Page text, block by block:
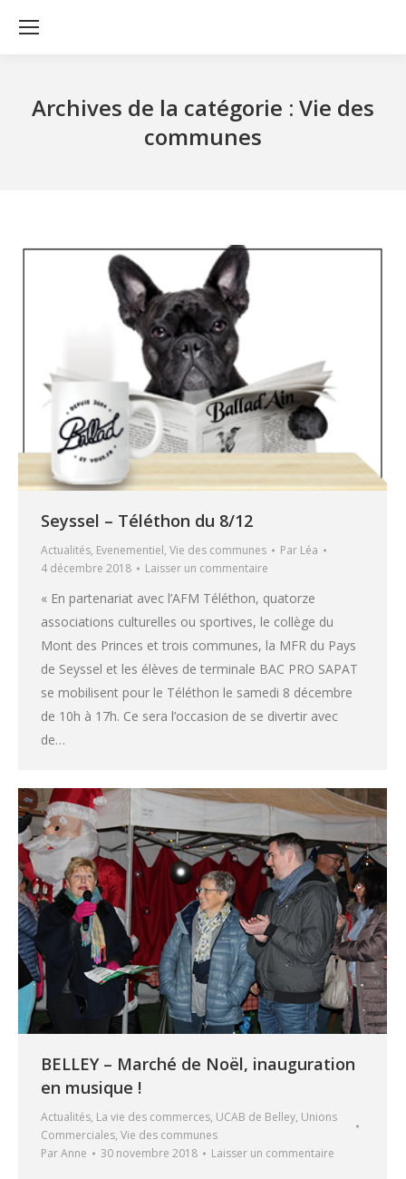
Archives de la catégorie : Vie des
communes
Seyssel – Téléthon du 8/12
Actualités, Evenementiel, Vie des communes Par Léa
4 décembre 2018
Laisser un commentaire
« En partenariat avec l’AFM Téléthon, quatorze
associations culturelles ou sportives, le collège du
Mont des Princes et trois communes, la MFR du Pays
de Seyssel et les élèves de terminale BAC PRO SAPAT
se mobilisent pour le Téléthon le samedi 8 décembre
de 10h à 17h. Ce sera l’occasion de se divertir avec
de…
BELLEY – Marché de Noël, inauguration
en musique !
Actualités, La vie des commerces, UCAB de Belley, Unions
Commerciales, Vie des communes
ParAnne 30 novembre 2018 Laisser un commentaire